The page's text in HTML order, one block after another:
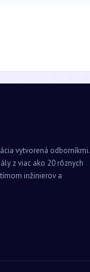
vytvorená odborníkmi.
z viac ako 20 rôznych
inžinierov a